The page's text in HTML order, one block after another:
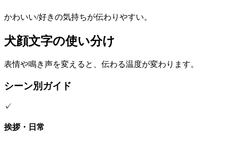
かわいい/好きの気持ちが伝わりやすい。
犬顔文字の使い分け
表情や鳴き声を変えると、伝わる温度が変わります。
シーン別ガイド
✓
挨拶・日常